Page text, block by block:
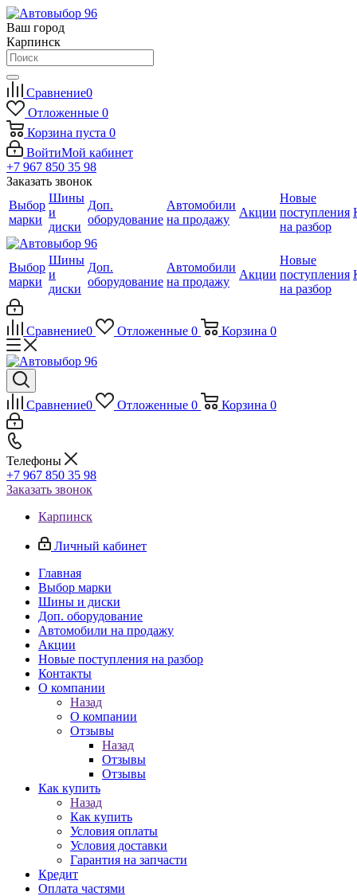
Ваш город
Карпинск
Сравнение0
Отложенные 0
Корзина пуста 0
ВойтиМой кабинет
+7 967 850 35 98
Заказать звонок
Выбор
марки
Шины
и
диски
Доп.
оборудование
Автомобили
на продажу
Акции
Новые
поступления
на разбор
Выбор
марки
Шины
и
диски
Доп.
оборудование
Автомобили
на продажу
Акции
Новые
поступления
на разбор
Сравнение0 Отложенные 0 Корзина 0
Сравнение0 Отложенные 0 Корзина 0
Телефоны
+7 967 850 35 98
Заказать звонок
Карпинск
Личный кабинет
Главная
Выбор марки
Шины и диски
Доп. оборудование
Автомобили на продажу
Акции
Новые поступления на разбор
Контакты
О компании
Назад
О компании
Отзывы
Назад
Отзывы
Отзывы
Как купить
Назад
Как купить
Условия оплаты
Условия доставки
Гарантия на запчасти
Кредит
Оплата частями